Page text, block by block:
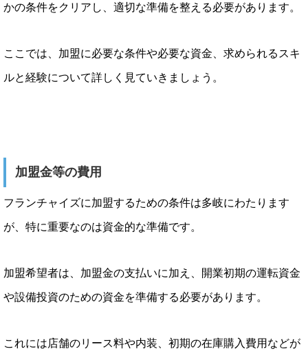
かの条件をクリアし、適切な準備を整える必要があります。
ここでは、加盟に必要な条件や必要な資金、求められるスキ
ルと経験について詳しく見ていきましょう。
加盟金等の費用
フランチャイズに加盟するための条件は多岐にわたります
が、特に重要なのは資金的な準備です。
加盟希望者は、加盟金の支払いに加え、開業初期の運転資金
や設備投資のための資金を準備する必要があります。
これには店舗のリース料や内装、初期の在庫購入費用などが